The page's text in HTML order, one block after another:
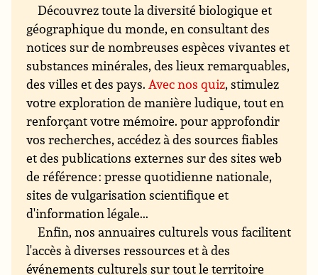
Découvrez toute la diversité biologique et
géographique du monde, en consultant des
notices sur de nombreuses espèces vivantes et
substances minérales, des lieux remarquables,
des villes et des pays. Avec nos quiz, stimulez
votre exploration de manière ludique, tout en
renforçant votre mémoire. pour approfondir
vos recherches, accédez à des sources fiables
et des publications externes sur des sites web
de référence : presse quotidienne nationale,
sites de vulgarisation scientifique et
d'information légale...
Enfin, nos annuaires culturels vous facilitent
l'accès à diverses ressources et à des
événements culturels sur tout le territoire